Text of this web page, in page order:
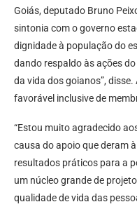
Goiás, deputado Bruno
sintonia com o governo
dignidade à população do
dando respaldo às ações
da vida dos goianos”,
favorável inclusive de
“Estou muito agradecido
causa do apoio que deram
resultados práticos para a
um núcleo grande de
qualidade de vida das